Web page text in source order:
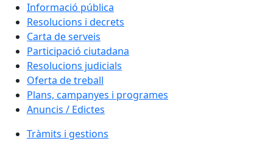
Informació pública
Resolucions i decrets
Carta de serveis
Participació ciutadana
Resolucions judicials
Oferta de treball
Plans, campanyes i programes
Anuncis / Edictes
Tràmits i gestions